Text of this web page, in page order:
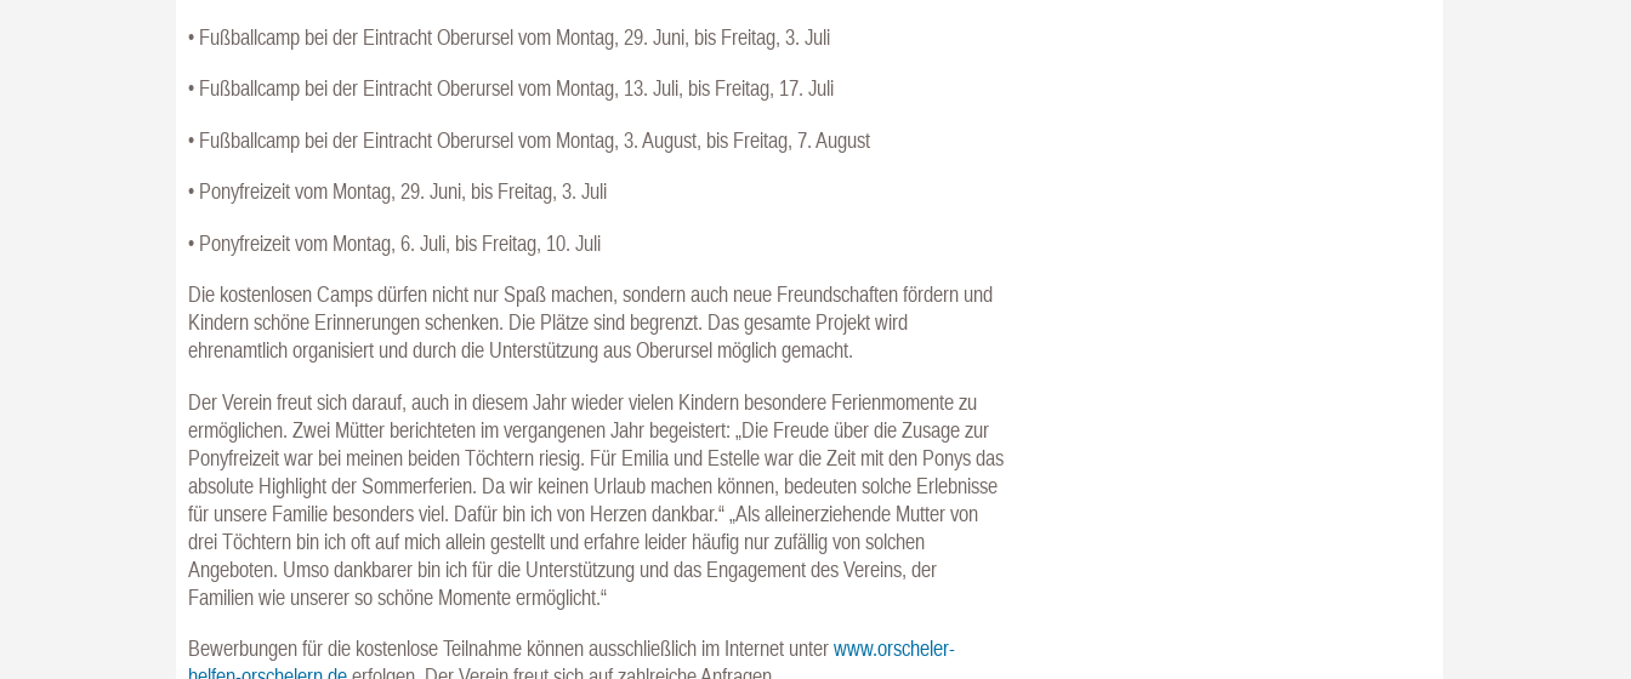
• Fußballcamp bei der Eintracht Oberursel vom Montag, 29. Juni, bis Freitag, 3. Juli
• Fußballcamp bei der Eintracht Oberursel vom Montag, 13. Juli, bis Freitag, 17. Juli
• Fußballcamp bei der Eintracht Oberursel vom Montag, 3. August, bis Freitag, 7. August
• Ponyfreizeit vom Montag, 29. Juni, bis Freitag, 3. Juli
• Ponyfreizeit vom Montag, 6. Juli, bis Freitag, 10. Juli
Die kostenlosen Camps dürfen nicht nur Spaß machen, sondern auch neue Freundschaften fördern und
Kindern schöne Erinnerungen schenken. Die Plätze sind begrenzt. Das gesamte Projekt wird
ehrenamtlich organisiert und durch die Unterstützung aus Oberursel möglich gemacht.
Der Verein freut sich darauf, auch in diesem Jahr wieder vielen Kindern besondere Ferienmomente zu
ermöglichen. Zwei Mütter berichteten im vergangenen Jahr begeistert: „Die Freude über die Zusage zur
Ponyfreizeit war bei meinen beiden Töchtern riesig. Für Emilia und Estelle war die Zeit mit den Ponys das
absolute Highlight der Sommerferien. Da wir keinen Urlaub machen können, bedeuten solche Erlebnisse
für unsere Familie besonders viel. Dafür bin ich von Herzen dankbar.“ „Als alleinerziehende Mutter von
drei Töchtern bin ich oft auf mich allein gestellt und erfahre leider häufig nur zufällig von solchen
Angeboten. Umso dankbarer bin ich für die Unterstützung und das Engagement des Vereins, der
Familien wie unserer so schöne Momente ermöglicht.“
Bewerbungen für die kostenlose Teilnahme können ausschließlich im Internet unterwww.orscheler-